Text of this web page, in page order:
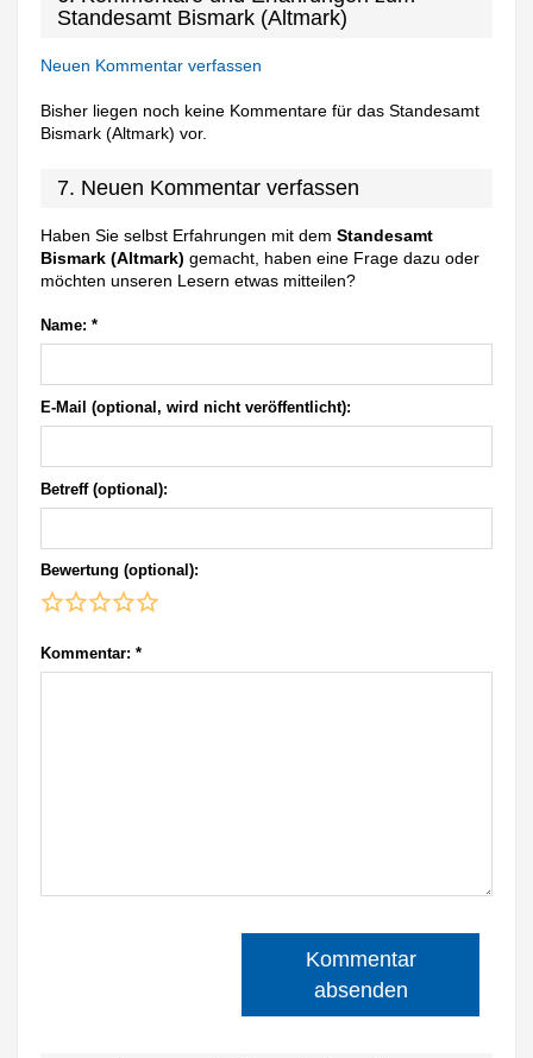
Standesamt Bismark (Altmark)
Neuen Kommentar verfassen
Bisher liegen noch keine Kommentare für das Standesamt
Bismark (Altmark) vor.
7. Neuen Kommentar verfassen
Haben Sie selbst Erfahrungen mit demStandesamt
Bismark (Altmark) gemacht, haben eine Frage dazu oder
möchten unseren Lesern etwas mitteilen?
Name: *
E-Mail (optional, wird nicht veröffentlicht):
Betreff (optional):
Bewertung (optional):
Kommentar: *
Kommentar
absenden